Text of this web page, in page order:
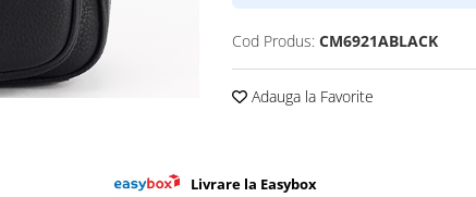
Cod Produs: CM6921ABLACK
Adauga la Favorite
Livrare la Easybox